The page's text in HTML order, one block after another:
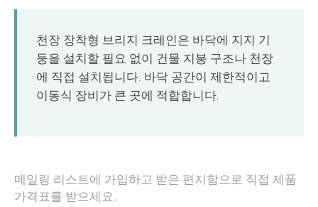
천장 장착형 브리지 크레인은 바닥에 지지 기
둥을 설치할 필요 없이 건물 지붕 구조나 천장
에 직접 설치됩니다. 바닥 공간이 제한적이고
이동식 장비가 큰 곳에 적합합니다.
메일링 리스트에 가입하고 받은 편지함으로 직접 제품
가격표를 받으세요.
O‘zbekcha